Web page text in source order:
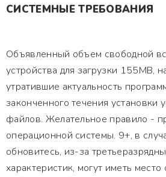
СИСТЕМНЫЕ ТРЕБОВАНИЯ
Объявленный объем свободной
устройства для загрузки 155MB,
утратившие актуальность
законченного течения установки
файлов. Желательное правило -
операционной системы. 9+, в
обновитесь, из-за
характеристик, могут иметь